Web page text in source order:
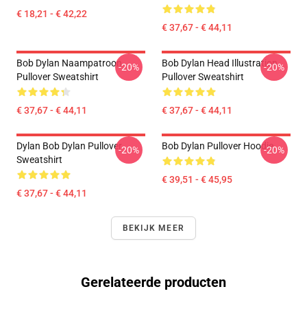
€ 18,21 - € 42,22
€ 37,67 - € 44,11
Bob Dylan Naampatroon
Pullover Sweatshirt
€ 37,67 - € 44,11
-20%
Bob Dylan Head Illustration
Pullover Sweatshirt
€ 37,67 - € 44,11
-20%
Dylan Bob Dylan Pullover
Sweatshirt
€ 37,67 - € 44,11
-20% Bob Dylan Pullover Hoodie
€ 39,51 - € 45,95
-20%
BEKIJK MEER
Gerelateerde producten